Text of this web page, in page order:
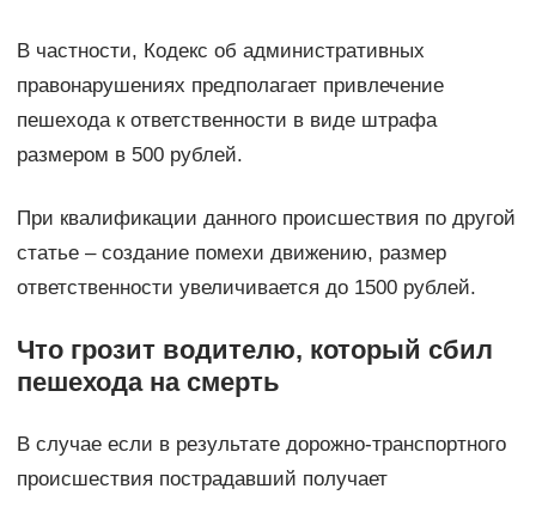
В частности, Кодекс об административных
правонарушениях предполагает привлечение
пешехода к ответственности в виде штрафа
размером в 500 рублей.
При квалификации данного происшествия по другой
статье – создание помехи движению, размер
ответственности увеличивается до 1500 рублей.
Что грозит водителю, который сбил
пешехода на смерть
В случае если в результате дорожно-транспортного
происшествия пострадавший получает